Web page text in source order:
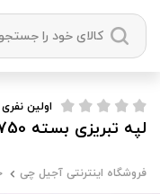
دسته بندی ها
آجیل
فروشگاه اینترنتی آجیل چی
اولین
لپه تبریزی بسته 750 گرمی